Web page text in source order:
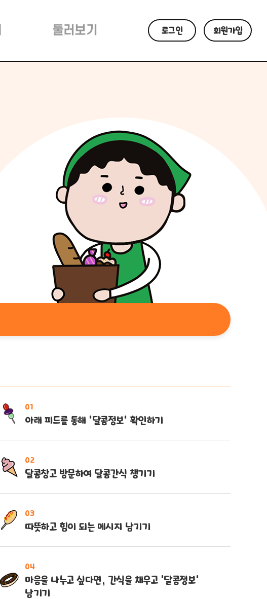
둘러보기 로그인 회원가입
01
아래 피드를 통해 ‘달콤정보’ 확인하기
02
달콤창고 방문하여 달콤간식 챙기기
03
따뜻하고 힘이 되는 메시지 남기기
04
마음을 나누고 싶다면, 간식을 채우고 ‘달콤정보’
남기기